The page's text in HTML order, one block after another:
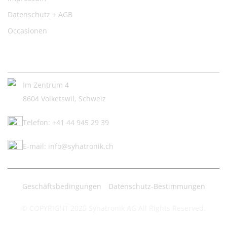
Datenschutz + AGB
Occasionen
Im Zentrum 4
8604 Volketswil, Schweiz
Telefon: +41 44 945 29 39
E-mail: info@syhatronik.ch
Geschäftsbedingungen Datenschutz-Bestimmungen